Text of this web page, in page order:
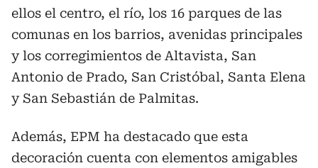
ellos el centro, el río, los 16 parques de las
comunas en los barrios, avenidas principales
y los corregimientos de Altavista, San
Antonio de Prado, San Cristóbal, Santa Elena
y San Sebastián de Palmitas.
Además, EPM ha destacado que esta
decoración cuenta con elementos amigables